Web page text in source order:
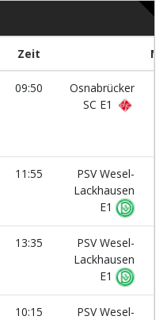
Zeit
09:50
Osnabrücker
SC E1
11:55
PSV Wesel-
Lackhausen
E1
13:35
PSV Wesel-
Lackhausen
E1
10:15
PSV Wesel-